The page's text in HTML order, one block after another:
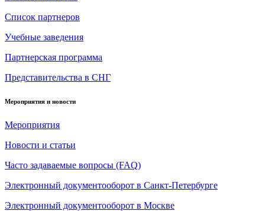
Список партнеров
Учебные заведения
Партнерская программа
Представительства в СНГ
Мероприятия и новости
Мероприятия
Новости и статьи
Часто задаваемые вопросы (FAQ)
Электронный документооборот в Санкт-Петербурге
Электронный документооборот в Москве